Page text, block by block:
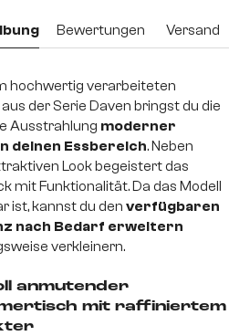
Bewertungen Versand
hochwertig verarbeiteten
aus der Serie Daven bringst du die
Ausstrahlung moderner
deinen Essbereich. Neben
Look begeistert das
mit Funktionalität. Da das Modell
ist, kannst du den verfügbaren
nach Bedarf erweitern
verkleinern.
anmutender
mit raffiniertem